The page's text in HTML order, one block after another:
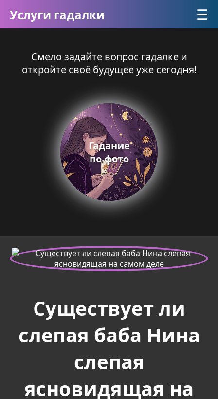
Услуги гадалки ☰
Смело задайте вопрос гадалке и
откройте своё будущее уже сегодня!
Гадание
по фото
Существует ли
слепая баба Нина
слепая
ясновидящая на